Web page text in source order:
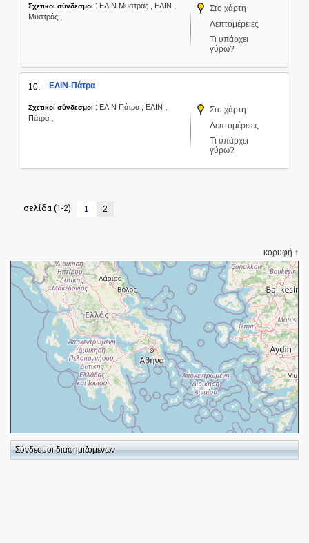
Σχετικοί σύνδεσμοι : ΕΛΙΝ Μυστράς , ΕΛΙΝ ,
Μυστράς ,
Στο χάρτη
Λεπτομέρειες
Τι υπάρχει
γύρω?
10. ΕΛΙΝ-Πάτρα
Σχετικοί σύνδεσμοι : ΕΛΙΝ Πάτρα , ΕΛΙΝ ,
Πάτρα ,
Στο χάρτη
Λεπτομέρειες
Τι υπάρχει
γύρω?
σελίδα (1-2) 1 2
κορυφή ↑
+
−
⇧
Σύνδεσμοι διαφημιζομένων